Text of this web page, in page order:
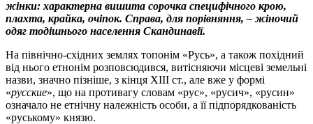
жінки: характерна вишита сорочка специфічного крою,
плахта, крайка, очіпок. Справа, для порівняння, – жіночий
одяг тодішнього населення Скандинавії.
На північно-східних землях топонім «Русь», а також похідний
від нього етнонім розповсюдився, витісняючи місцеві земельні
назви, значно пізніше, з кінця ХІІІ ст., але вже у формі
«русские», що на противагу словам «рус», «русич», «русин»
означало не етнічну належність особи, а її підпорядкованість
«руському» князю.